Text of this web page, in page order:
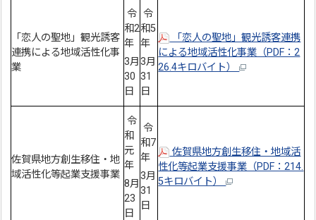
「恋人の聖地」観光誘客
連携による地域活性化事
業
令
和2
年
3月
30
日
令
和5
年
3月
31
日
「恋人の聖地」観光誘客連携
による地域活性化事業（PDF：2
26.4キロバイト）
佐賀県地方創生移住・地
域活性化等起業支援事業
令
和
元
年
8月
23
日
令
和7
年
3月
31
日
佐賀県地方創生移住・地域活
性化等起業支援事業（PDF：214.
5キロバイト）